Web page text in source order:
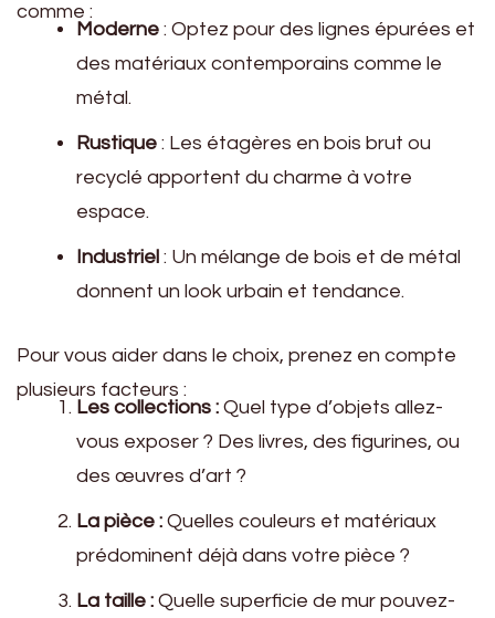
comme :
Moderne : Optez pour des lignes épurées et
des matériaux contemporains comme le
métal.
Rustique : Les étagères en bois brut ou
recyclé apportent du charme à votre
espace.
Industriel : Un mélange de bois et de métal
donnent un look urbain et tendance.
Pour vous aider dans le choix, prenez en compte
plusieurs facteurs :
Les collections : Quel type d’objets allez-
vous exposer ? Des livres, des figurines, ou
des œuvres d’art ?
La pièce : Quelles couleurs et matériaux
prédominent déjà dans votre pièce ?
La taille : Quelle superficie de mur pouvez-